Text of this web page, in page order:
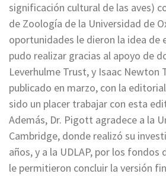
significación cultural de las aves)
de Zoología de la Universidad de
oportunidades le dieron la idea de
pudo realizar gracias al apoyo de
Leverhulme Trust, y Isaac Newton
publicado en marzo, con la
sido un placer trabajar con esta
Además, Dr. Pigott agradece a la
Cambridge, donde realizó su
años, y a la UDLAP, por los fondos
le permitieron concluir la versión